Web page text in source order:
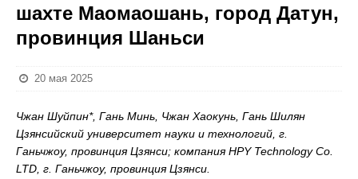
шахте Маомаошань, город Датун,
провинция Шаньси
20 мая 2025
Чжан Шуйпин*, Гань Минь, Чжан Хаокунь, Гань Шилян
Цзянсийский университет науки и технологий, г.
Ганьчжоу, провинция Цзянси; компания HPY Technology Co.
LTD, г. Ганьчжоу, провинция Цзянси.